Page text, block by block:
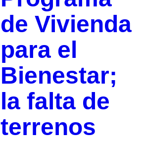
de Vivienda
para el
Bienestar;
la falta de
terrenos